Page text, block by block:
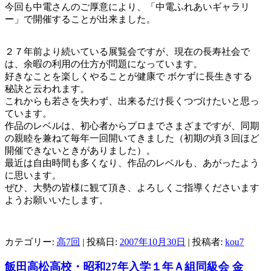
今回も中電さんのご厚意により、「中電ふれあいギャラリ
ー」で開催することが出来ました。
２７年前より続いている展覧会ですが、現在の長寿社会で
は、余暇の利用の仕方が問題になっています。
好きなことを楽しくやることが健康で ボケずに長生きする
秘訣と云われます。
これからも若さを失わず、出来るだけ長くつづけたいと思っ
ています。
作品のレベルは、初心者からプロまでさまざまですが、同期
の親睦を兼ねて毎年一回開いてきました（初期の頃３回ほど
開催できないときがありました）。
最近は自由時間も多くなり、作品のレベルも、あがったよう
に思います。
ぜひ、大勢の皆様に観て頂き、よろしくご指導くださいます
ようお願いいたします。
カテゴリー: 高7回 | 投稿日: 2007年10月30日 | 投稿者: kou7
飯田高松高校・昭和27年入学１年Ａ組同級会 金